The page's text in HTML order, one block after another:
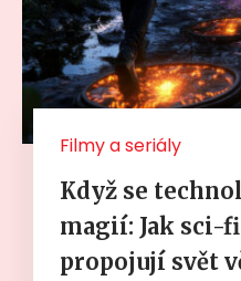
Filmy a seriály
Když se
magií: Jak sci-
propojují svět